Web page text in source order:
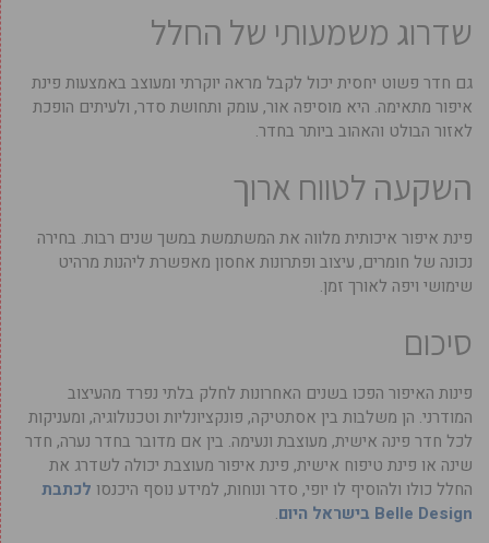
שדרוג משמעותי של החלל
גם חדר פשוט יחסית יכול לקבל מראה יוקרתי ומעוצב באמצעות פינת
איפור מתאימה. היא מוסיפה אור, עומק ותחושת סדר, ולעיתים הופכת
לאזור הבולט והאהוב ביותר בחדר.
השקעה לטווח ארוך
פינת איפור איכותית מלווה את המשתמשת במשך שנים רבות. בחירה
נכונה של חומרים, עיצוב ופתרונות אחסון מאפשרת ליהנות מרהיט
שימושי ויפה לאורך זמן.
סיכום
פינות האיפור הפכו בשנים האחרונות לחלק בלתי נפרד מהעיצוב
המודרני. הן משלבות בין אסתטיקה, פונקציונליות וטכנולוגיה, ומעניקות
לכל חדר פינה אישית, מעוצבת ונעימה. בין אם מדובר בחדר נערה, חדר
שינה או פינת טיפוח אישית, פינת איפור מעוצבת יכולה לשדרג את
החלל כולו ולהוסיף לו יופי, סדר ונוחות, למידע נוסף היכנסו לכתבת
Belle Design בישראל היום
.